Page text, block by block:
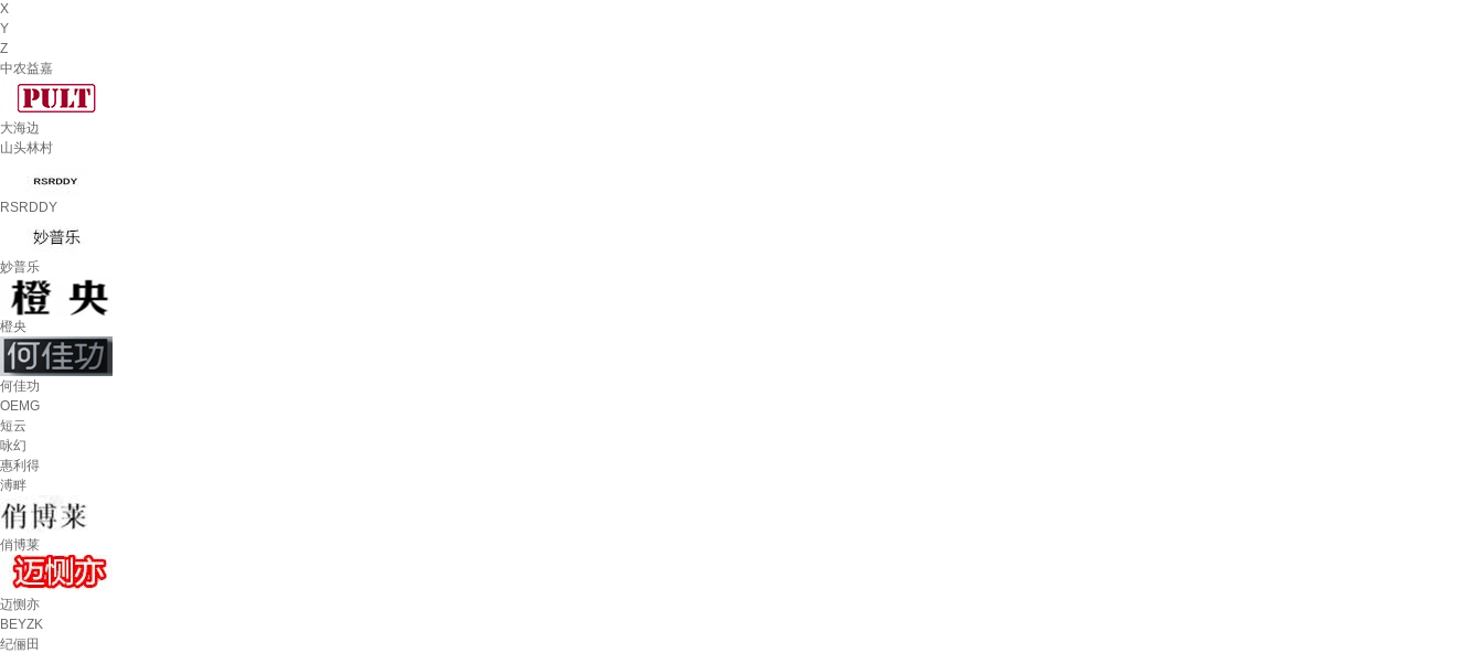
X
Y
Z
中农益嘉
大海边
山头林村
RSRDDY
妙普乐
橙央
何佳功
OEMG
短云
咏幻
惠利得
溥畔
俏博莱
迈恻亦
BEYZK
纪俪田